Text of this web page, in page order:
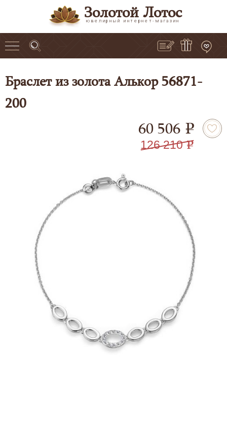
Золотой Лотос
ювелирный интернет-магазин
Браслет из золота Алькор 56871-
200
60 506 e
126 210 e